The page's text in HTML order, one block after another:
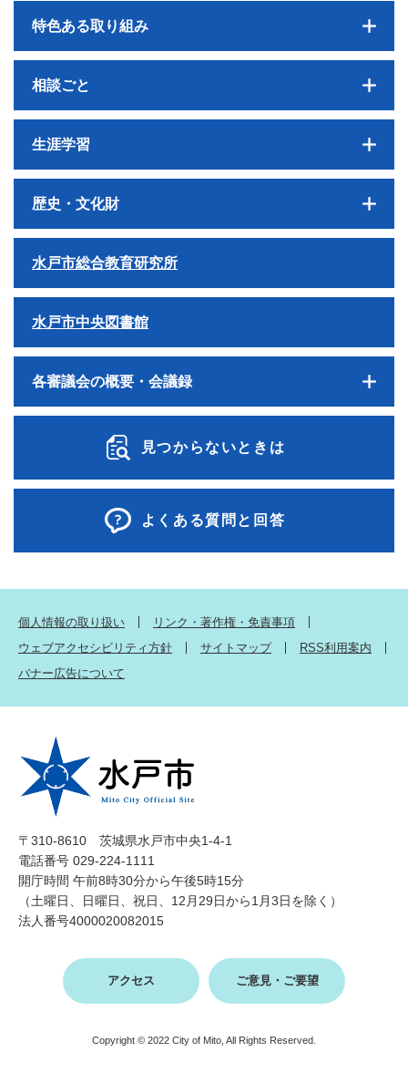
特色ある取り組み
相談ごと
生涯学習
歴史・文化財
水戸市総合教育研究所
水戸市中央図書館
各審議会の概要・会議録
見つからないときは
よくある質問と回答
個人情報の取り扱い
リンク・著作権・免責事項
ウェブアクセシビリティ方針
サイトマップ
RSS利用案内
バナー広告について
〒310-8610 茨城県水戸市中央1-4-1
電話番号 029-224-1111
開庁時間 午前8時30分から午後5時15分
（土曜日、日曜日、祝日、12月29日から1月3日を除く）
法人番号4000020082015
アクセス ご意見・ご要望
Copyright © 2022 City of Mito, All Rights Reserved.